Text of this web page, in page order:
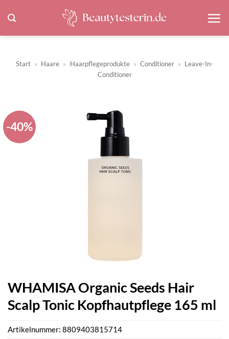
Inhalt
springen
Start » Haare » Haarpflegeprodukte » Conditioner » Leave-In-
Conditioner
-40%
WHAMISA Organic Seeds Hair
Scalp Tonic Kopfhautpflege 165 ml
Artikelnummer: 8809403815714